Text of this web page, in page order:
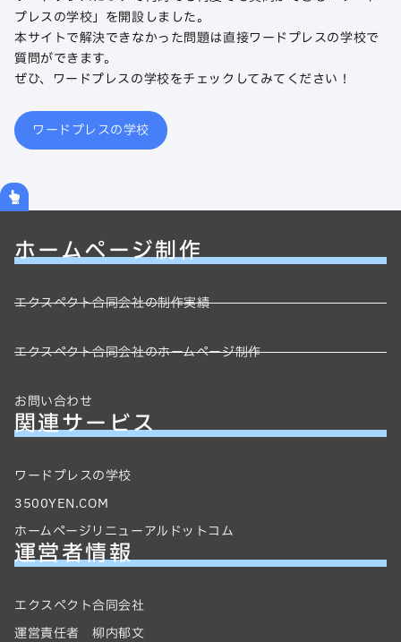
プレスの学校」を開設しました。
本サイトで解決できなかった問題は直接ワードプレスの学校で
質問ができます。
ぜひ、ワードプレスの学校をチェックしてみてください！
ワードプレスの学校
ホームページ制作
エクスペクト合同会社の制作実績
エクスペクト合同会社のホームページ制作
お問い合わせ
関連サービス
ワードプレスの学校
3500YEN.COM
ホームページリニューアルドットコム
運営者情報
エクスペクト合同会社
運営責任者 柳内郁文